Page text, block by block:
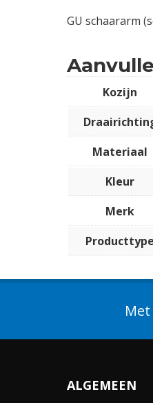
GU schaararm
Kozijn
Materiaal
Kleur
Merk
Producttype
ALGEMEEN